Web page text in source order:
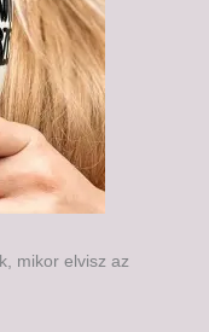
mikor elvisz az